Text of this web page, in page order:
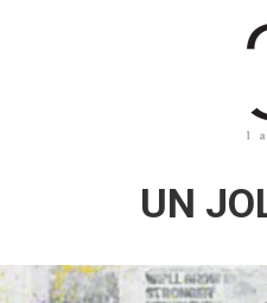
UN